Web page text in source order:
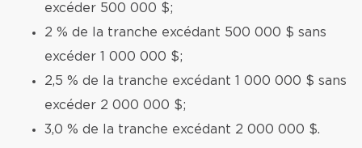
excéder 500 000 $;
2 % de la tranche excédant 500 000 $ sans
excéder 1 000 000 $;
2,5 % de la tranche excédant 1 000 000 $ sans
excéder 2 000 000 $;
3,0 % de la tranche excédant 2 000 000 $.